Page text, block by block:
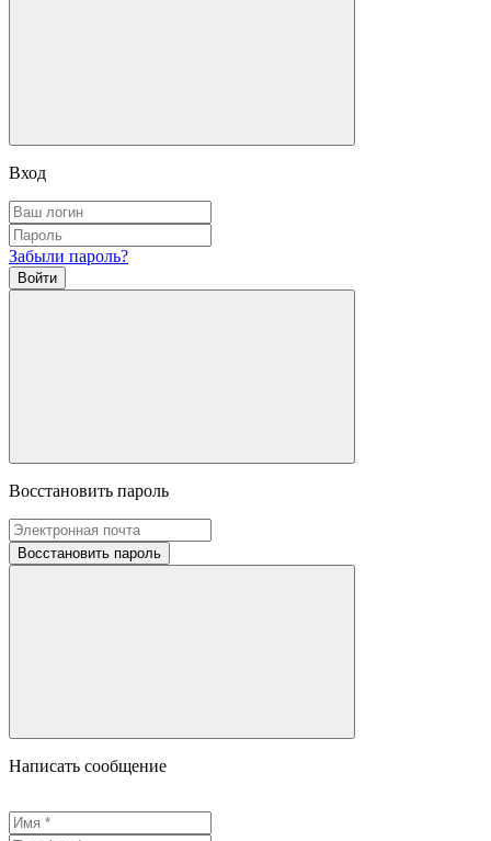
Вход
Забыли пароль?
Войти
Восстановить пароль
Восстановить пароль
Написать сообщение